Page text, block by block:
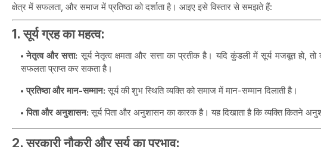
क्षेत्र में सफलता, और समाज में प्रतिष्ठा को दर्शाता है। आइए इसे विस्तार से समझते हैं:
1. सूर्य ग्रह का महत्व:
नेतृत्व और सत्ता: सूर्य नेतृत्व क्षमता और सत्ता का प्रतीक है। यदि कुंडली में सूर्य मजबूत हो,
सफलता प्राप्त कर सकता है।
प्रतिष्ठा और मान-सम्मान: सूर्य की शुभ स्थिति व्यक्ति को समाज में मान-सम्मान दिलाती है।
पिता और अनुशासन: सूर्य पिता और अनुशासन का कारक है। यह दिखाता है कि व्यक्ति कितने
2. सरकारी नौकरी और सूर्य का प्रभाव: